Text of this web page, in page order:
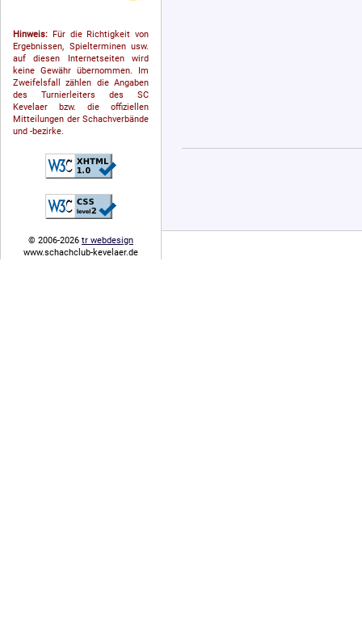
Hinweis: Für die Richtigkeit von
Ergebnissen, Spielterminen usw.
auf diesen Internetseiten wird
keine Gewähr übernommen. Im
Zweifelsfall zählen die Angaben
des Turnierleiters des SC
Kevelaer bzw. die offiziellen
Mitteilungen der Schach­ver­bände
und -bezirke.
© 2006-2026 tr webdesign
www.schachclub-kevelaer.de